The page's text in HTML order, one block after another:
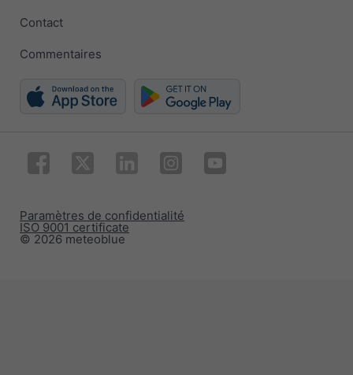
Contact
Commentaires
© 2026 meteoblue
ISO 9001 certificate
Paramètres de confidentialité